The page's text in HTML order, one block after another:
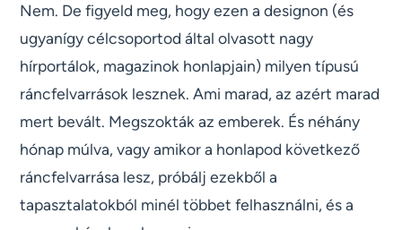
Nem. De figyeld meg, hogy ezen a designon (és
ugyanígy célcsoportod által olvasott nagy
hírportálok, magazinok honlapjain) milyen típusú
ráncfelvarrások lesznek. Ami marad, az azért marad
mert bevált. Megszokták az emberek. És néhány
hónap múlva, vagy amikor a honlapod következő
ráncfelvarrása lesz, próbálj ezekből a
tapasztalatokból minél többet felhasználni, és a